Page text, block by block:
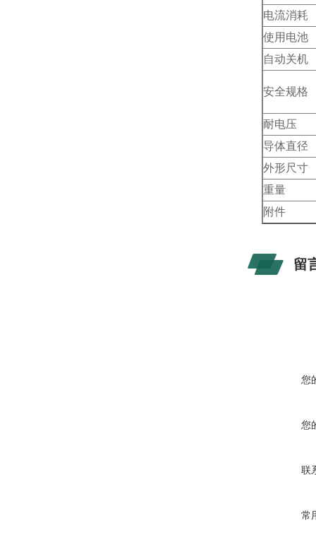
电流消耗
使用电池
自动关机
安全规格
耐电压
导体直径
外形尺寸
重量
附件
留
您
您
联
常